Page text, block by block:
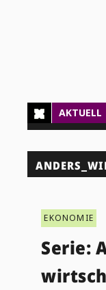
AKTUELL
EKONOMIE
Serie: